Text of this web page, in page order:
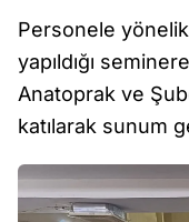
Personele
yapıldığı
Anatoprak ve
katılarak sunum